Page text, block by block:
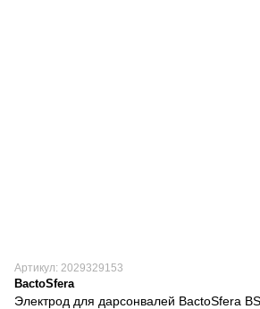
Артикул: 2029329153
BactoSfera
Электрод для дарсонвалей BactoSfera